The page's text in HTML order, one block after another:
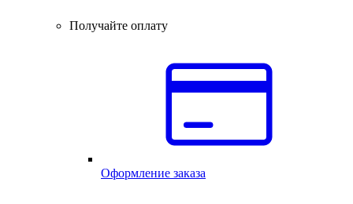
Получайте оплату
Оформление заказа